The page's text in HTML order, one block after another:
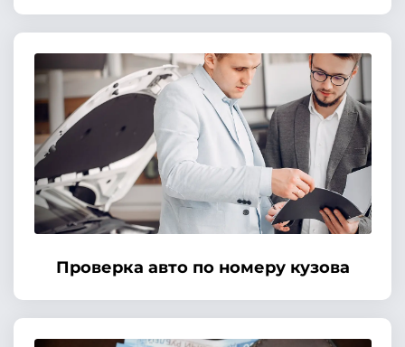
Проверка авто по номеру кузова